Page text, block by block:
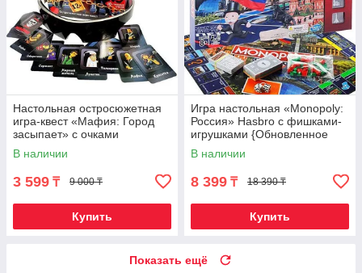
Настольная остросюжетная
игра-квест «Мафия: Город
засыпает» с очками
В наличии
3 599 ₸ 9 000 ₸
Купить
Игра настольная «Monopoly:
Россия» Hasbro с фишками-
игрушками {Обновленное
издание}
В наличии
8 399 ₸ 18 390 ₸
Купить
Показать ещё